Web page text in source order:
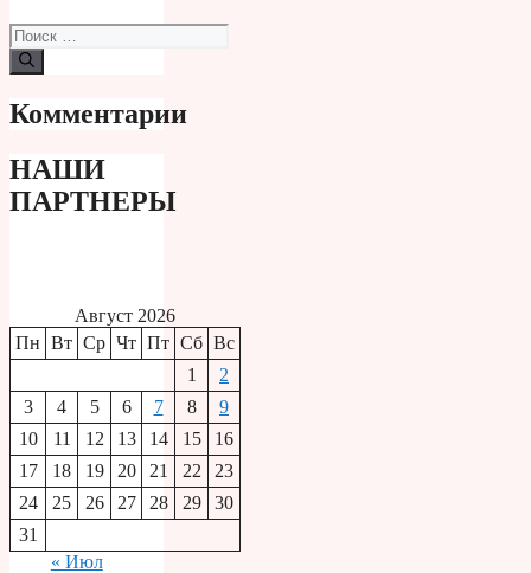
Поиск:
Комментарии
НАШИ
ПАРТНЕРЫ
Август 2026
Пн Вт Ср Чт Пт Сб Вс
1
2
3
4 5 6 7 8
9
10
11 12 13 14 15
16
17
18 19 20 21 22
23
24
25 26 27 28 29
30
31
« Июл